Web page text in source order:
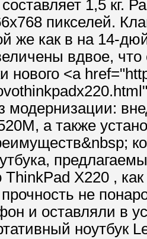
1,5 кг.
пикселей.
же как в на 14-
вдвое,
нового <a
модернизации:
а также
ThinkPad X220 ,
не
и оставляли в
ноутбук